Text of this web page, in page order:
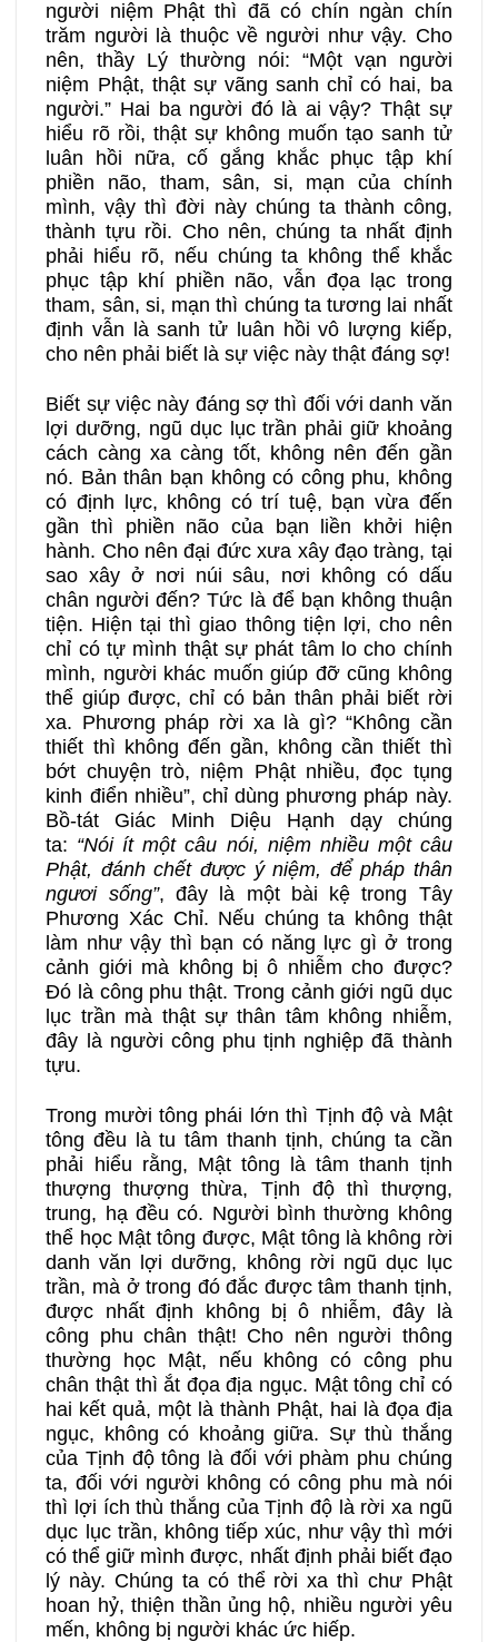
người niệm Phật thì đã có chín ngàn chín
trăm người là thuộc về người như vậy. Cho
nên, thầy Lý thường nói: “Một vạn người
niệm Phật, thật sự vãng sanh chỉ có hai, ba
người.” Hai ba người đó là ai vậy? Thật sự
hiểu rõ rồi, thật sự không muốn tạo sanh tử
luân hồi nữa, cố gắng khắc phục tập khí
phiền não, tham, sân, si, mạn của chính
mình, vậy thì đời này chúng ta thành công,
thành tựu rồi. Cho nên, chúng ta nhất định
phải hiểu rõ, nếu chúng ta không thể khắc
phục tập khí phiền não, vẫn đọa lạc trong
tham, sân, si, mạn thì chúng ta tương lai nhất
định vẫn là sanh tử luân hồi vô lượng kiếp,
cho nên phải biết là sự việc này thật đáng sợ!
Biết sự việc này đáng sợ thì đối với danh văn
lợi dưỡng, ngũ dục lục trần phải giữ khoảng
cách càng xa càng tốt, không nên đến gần
nó. Bản thân bạn không có công phu, không
có định lực, không có trí tuệ, bạn vừa đến
gần thì phiền não của bạn liền khởi hiện
hành. Cho nên đại đức xưa xây đạo tràng, tại
sao xây ở nơi núi sâu, nơi không có dấu
chân người đến? Tức là để bạn không thuận
tiện. Hiện tại thì giao thông tiện lợi, cho nên
chỉ có tự mình thật sự phát tâm lo cho chính
mình, người khác muốn giúp đỡ cũng không
thể giúp được, chỉ có bản thân phải biết rời
xa. Phương pháp rời xa là gì? “Không cần
thiết thì không đến gần, không cần thiết thì
bớt chuyện trò, niệm Phật nhiều, đọc tụng
kinh điển nhiều”, chỉ dùng phương pháp này.
Bồ-tát Giác Minh Diệu Hạnh dạy chúng
ta: “Nói ít một câu nói, niệm nhiều một câu
Phật, đánh chết được ý niệm, để pháp thân
ngươi sống”, đây là một bài kệ trong Tây
Phương Xác Chỉ. Nếu chúng ta không thật
làm như vậy thì bạn có năng lực gì ở trong
cảnh giới mà không bị ô nhiễm cho được?
Đó là công phu thật. Trong cảnh giới ngũ dục
lục trần mà thật sự thân tâm không nhiễm,
đây là người công phu tịnh nghiệp đã thành
tựu.
Trong mười tông phái lớn thì Tịnh độ và Mật
tông đều là tu tâm thanh tịnh, chúng ta cần
phải hiểu rằng, Mật tông là tâm thanh tịnh
thượng thượng thừa, Tịnh độ thì thượng,
trung, hạ đều có. Người bình thường không
thể học Mật tông được, Mật tông là không rời
danh văn lợi dưỡng, không rời ngũ dục lục
trần, mà ở trong đó đắc được tâm thanh tịnh,
được nhất định không bị ô nhiễm, đây là
công phu chân thật! Cho nên người thông
thường học Mật, nếu không có công phu
chân thật thì ắt đọa địa ngục. Mật tông chỉ có
hai kết quả, một là thành Phật, hai là đọa địa
ngục, không có khoảng giữa. Sự thù thắng
của Tịnh độ tông là đối với phàm phu chúng
ta, đối với người không có công phu mà nói
thì lợi ích thù thắng của Tịnh độ là rời xa ngũ
dục lục trần, không tiếp xúc, như vậy thì mới
có thể giữ mình được, nhất định phải biết đạo
lý này. Chúng ta có thể rời xa thì chư Phật
hoan hỷ, thiện thần ủng hộ, nhiều người yêu
mến, không bị người khác ức hiếp.